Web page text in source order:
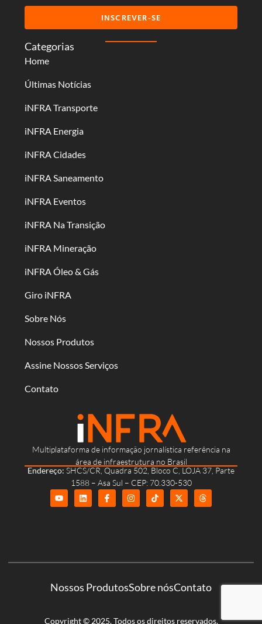
Multiplataforma de informação jornalística referência na
área de infraestrutura no Brasil
Endereço: SHCS/CR, Quadra 502, Bloco C, LOJA 37, Parte
1588 – Asa Sul – CEP: 70.330-530
Categorias
Home
Últimas Notícias
iNFRA Transporte
iNFRA Energia
iNFRA Cidades
iNFRA Saneamento
iNFRA Eventos
iNFRA Na Transição
iNFRA Mineração
iNFRA Óleo & Gás
Giro iNFRA
Sobre Nós
Nossos Produtos
Assine Nossos Serviços
Contato
INSCREVER-SE
Nossos ProdutosSobre nósContato
Copyright © 2025. Todos os direitos reservados.